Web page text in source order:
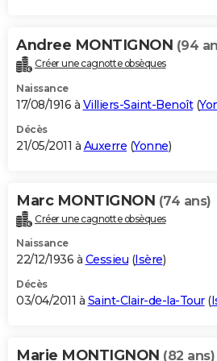
Andree MONTIGNON (94
Créer une cagnotte obsèques
Naissance
17/08/1916 à Villiers-Saint-Benoît(
Décès
21/05/2011 à Auxerre (Yonne)
Marc MONTIGNON (74 ans)
Créer une cagnotte obsèques
Naissance
22/12/1936 à Cessieu (Isère)
Décès
03/04/2011 à Saint-Clair-de-la-Tour(
Marie MONTIGNON (82 ans)